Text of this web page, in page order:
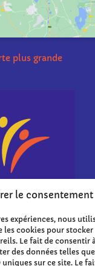
le consentement
expériences, nous
les cookies pour
Le fait de consentir
des données telles
sur ce site. Le
plus grande